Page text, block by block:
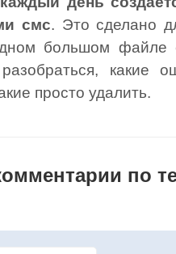
смс. Это сделано
большом
какие
просто удалить.
по